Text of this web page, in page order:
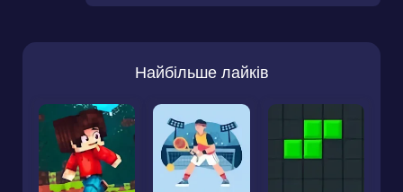
Найбільше лайків